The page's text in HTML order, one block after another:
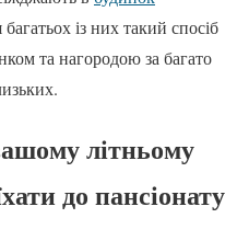
із них такий спосіб
та нагородою за багато
літньому
до пансіонату